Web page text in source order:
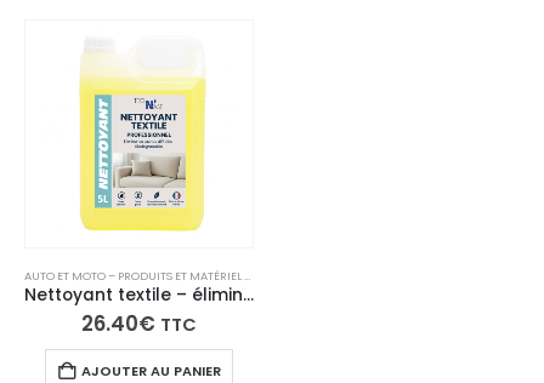
Nettoyant textile – élimine taches et odeurs sur vêtements, canapés, tapis et sièges auto
26.40€ TTC
AJOUTER AU PANIER